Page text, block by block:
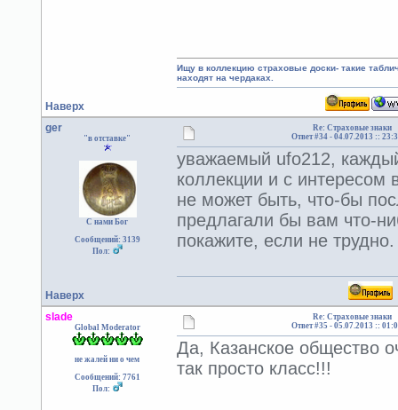
Наверх
Ищу в коллекцию страховые доски- такие
находят на чердаках.
ger
"в отставке"
С нами Бог
Сообщений: 3139
Пол:
Re: Страховые знаки
Ответ #34 - 04.07.2013 ::
уважаемый ufo212,
коллекции и с интересом
не может быть, что-бы
предлагали бы вам что-
покажите, если не трудно.
Наверх
slade
Global Moderator
не жалей ни о чем
Сообщений: 7761
Пол:
Re: Страховые знаки
Ответ #35 - 05.07.2013 ::
Да, Казанское общество
так просто класс!!!